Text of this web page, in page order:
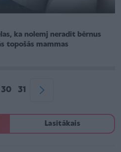
ka nolemj neradīt bērnus
topošās mammas
30 31
Lasītākais